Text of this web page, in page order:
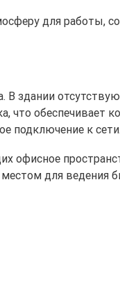
для работы,
В здании
что
подключение к сети.
офисное
для ведения